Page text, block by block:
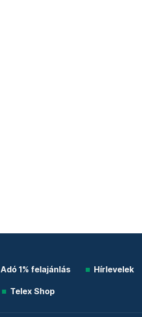
Adó 1% felajánlás Hírlevelek
Telex Shop